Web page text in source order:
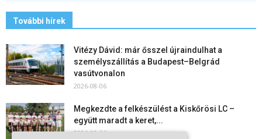
További hírek
Vitézy Dávid: már ősszel újraindulhat a
személyszállítás a Budapest–Belgrád
vasútvonalon
2026-08-06
Megkezdte a felkészülést a Kiskőrösi LC –
együtt maradt a keret,...
2026-08-06